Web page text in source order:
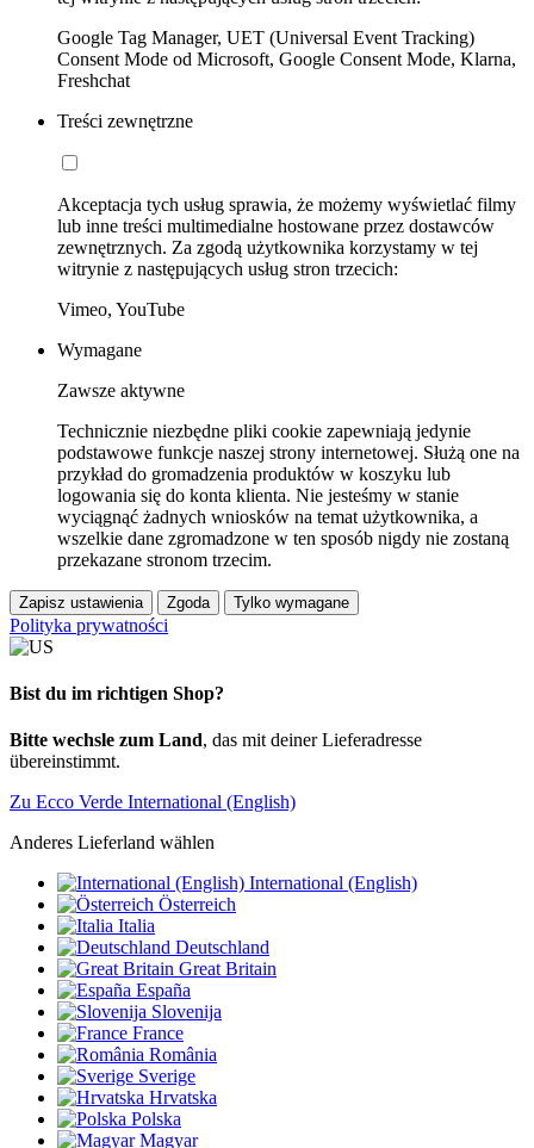
Google Tag Manager, UET (Universal Event Tracking)
Consent Mode od Microsoft, Google Consent Mode, Klarna,
Freshchat
Treści zewnętrzne
Akceptacja tych usług sprawia, że możemy wyświetlać filmy
lub inne treści multimedialne hostowane przez dostawców
zewnętrznych. Za zgodą użytkownika korzystamy w tej
witrynie z następujących usług stron trzecich:
Vimeo, YouTube
Wymagane
Zawsze aktywne
Technicznie niezbędne pliki cookie zapewniają jedynie
podstawowe funkcje naszej strony internetowej. Służą one na
przykład do gromadzenia produktów w koszyku lub
logowania się do konta klienta. Nie jesteśmy w stanie
wyciągnąć żadnych wniosków na temat użytkownika, a
wszelkie dane zgromadzone w ten sposób nigdy nie zostaną
przekazane stronom trzecim.
Zapisz ustawienia Zgoda Tylko wymagane
Polityka prywatności
Bist du im richtigen Shop?
Bitte wechsle zum Land, das mit deiner Lieferadresse
übereinstimmt.
Zu Ecco Verde International (English)
Anderes Lieferland wählen
International (English)
Österreich
Italia
Deutschland
Great Britain
España
Slovenija
France
România
Sverige
Hrvatska
Polska
Magyar